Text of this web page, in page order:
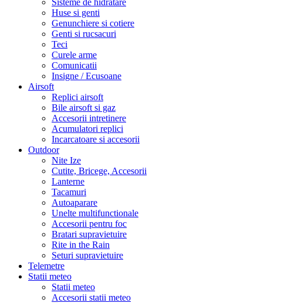
Sisteme de hidratare
Huse si genti
Genunchiere si cotiere
Genti si rucsacuri
Teci
Curele arme
Comunicatii
Insigne / Ecusoane
Airsoft
Replici airsoft
Bile airsoft si gaz
Accesorii intretinere
Acumulatori replici
Incarcatoare si accesorii
Outdoor
Nite Ize
Cutite, Bricege, Accesorii
Lanterne
Tacamuri
Autoaparare
Unelte multifunctionale
Accesorii pentru foc
Bratari supravietuire
Rite in the Rain
Seturi supravietuire
Telemetre
Statii meteo
Statii meteo
Accesorii statii meteo